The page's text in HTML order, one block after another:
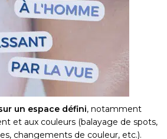
un espace défini, notamment
et aux couleurs (balayage de spots,
changements de couleur, etc.).